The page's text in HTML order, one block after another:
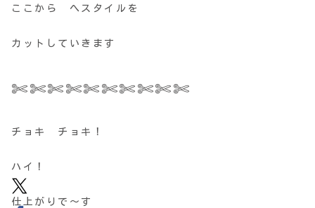
ここから へスタイルを
カットしていきます
✄✄✄✄✄✄✄✄✄✄
チョキ チョキ！
ハイ！
仕上がりで～す